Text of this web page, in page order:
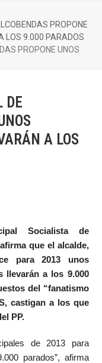
PROPONE
LOS 9.000 PARADOS
PROPONE UNOS
DE
A LOS
Socialista de
que el alcalde,
para 2013 unos
llevarán a los 9.000
del “fanatismo
castigan a los que
PP.
de 2013 para
parados”, afirma